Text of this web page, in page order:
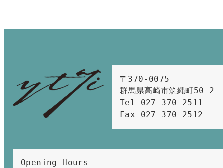
〒370-0075
群馬県高崎市筑縄町50-2
Tel 027-370-2511
Fax 027-370-2512
Opening Hours